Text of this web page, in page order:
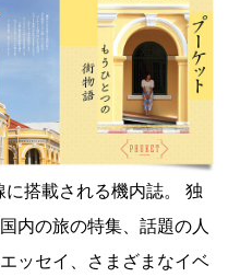
に搭載される機内誌。 独
内の旅の特集、話題の人
ッセイ、さまざまなイベ